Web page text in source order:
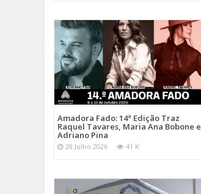
Amadora Fado: 14ª Edição Traz
Raquel Tavares, Maria Ana Bobone e
Adriano Pina
28 Julho 2026 41 K